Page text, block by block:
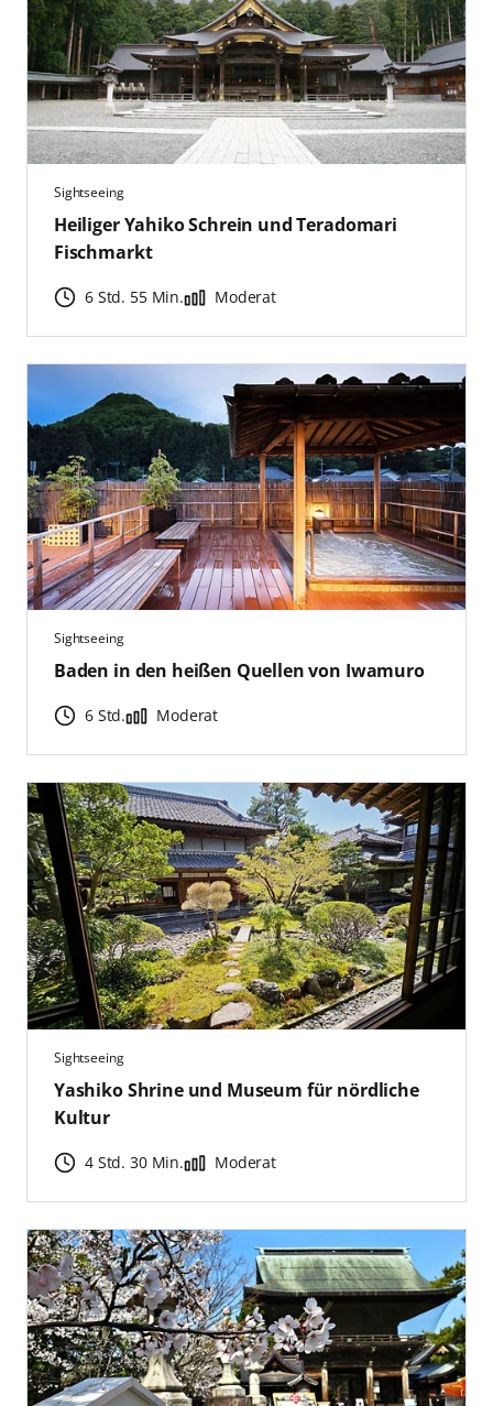
Sightseeing
Heiliger Yahiko Schrein und Teradomari
Fischmarkt
6 Std. 55 Min. Moderat
Sightseeing
Baden in den heißen Quellen von Iwamuro
6 Std. Moderat
Sightseeing
Yashiko Shrine und Museum für nördliche
Kultur
4 Std. 30 Min. Moderat